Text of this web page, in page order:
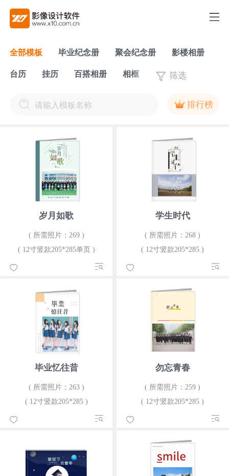
全部模板 毕业纪念册 聚会纪念册 影楼相册
台历 挂历 百搭相册 相框 筛选
排行榜
岁月如歌
( 所需照片：269 )
( 12寸竖款205*285单页 )
学生时代
( 所需照片：268 )
( 12寸竖款205*285 )
毕业忆往昔
( 所需照片：263 )
( 12寸竖款205*285 )
勿忘青春
( 所需照片：259 )
( 12寸竖款205*285 )